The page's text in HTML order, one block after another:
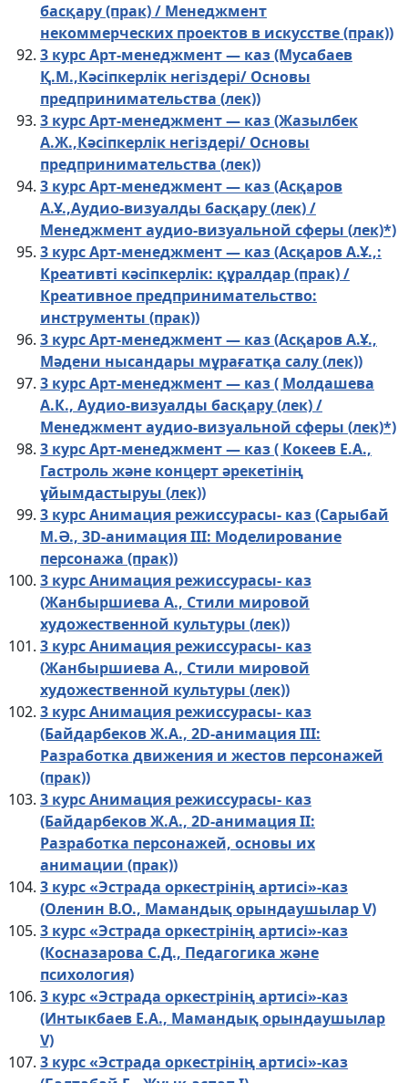
басқару (прак) / Менеджмент
некоммерческих проектов в искусстве (прак))
3 курс Арт-менеджмент — каз (Мусабаев
Қ.М.,Кәсіпкерлік негіздері/ Основы
предпринимательства (лек))
3 курс Арт-менеджмент — каз (Жазылбек
А.Ж.,Кәсіпкерлік негіздері/ Основы
предпринимательства (лек))
3 курс Арт-менеджмент — каз (Асқаров
А.Ұ.,Аудио-визуалды басқару (лек) /
Менеджмент аудио-визуальной сферы (лек)*)
3 курс Арт-менеджмент — каз (Асқаров А.Ұ.,:
Креативті кәсіпкерлік: құралдар (прак) /
Креативное предпринимательство:
инструменты (прак))
3 курс Арт-менеджмент — каз (Асқаров А.Ұ.,
Мәдени нысандары мұрағатқа салу (лек))
3 курс Арт-менеджмент — каз ( Молдашева
А.К., Аудио-визуалды басқару (лек) /
Менеджмент аудио-визуальной сферы (лек)*)
3 курс Арт-менеджмент — каз ( Кокеев Е.А.,
Гастроль және концерт әрекетінің
ұйымдастыруы (лек))
3 курс Анимация режиссурасы- каз (Сарыбай
М.Ә., 3D-анимация III: Моделирование
персонажа (прак))
3 курс Анимация режиссурасы- каз
(Жанбыршиева А., Стили мировой
художественной культуры (лек))
3 курс Анимация режиссурасы- каз
(Жанбыршиева А., Стили мировой
художественной культуры (лек))
3 курс Анимация режиссурасы- каз
(Байдарбеков Ж.А., 2D-анимация III:
Разработка движения и жестов персонажей
(прак))
3 курс Анимация режиссурасы- каз
(Байдарбеков Ж.А., 2D-анимация II:
Разработка персонажей, основы их
анимации (прак))
3 курс «Эстрада оркестрінің артисі»-каз
(Оленин В.О., Мамандық орындаушылар V)
3 курс «Эстрада оркестрінің артисі»-каз
(Косназарова С.Д., Педагогика және
психология)
3 курс «Эстрада оркестрінің артисі»-каз
(Интыкбаев Е.А., Мамандық орындаушылар
V)
3 курс «Эстрада оркестрінің артисі»-каз